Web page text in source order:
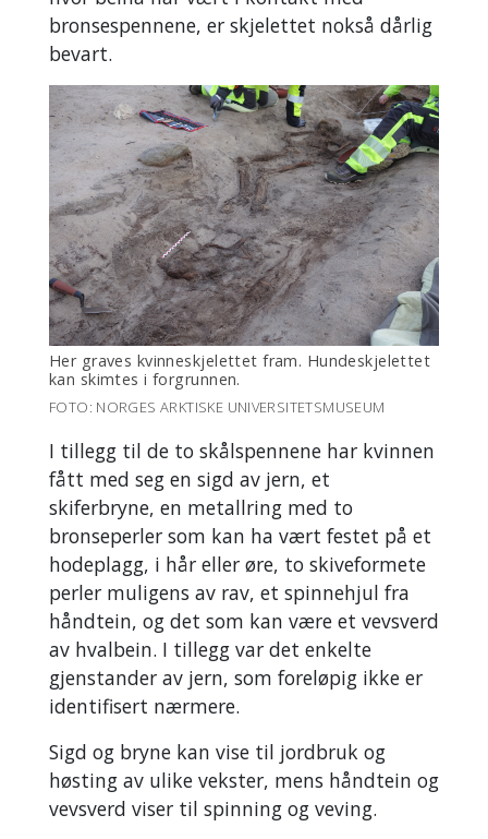
bronsespennene, er skjelettet nokså dårlig
bevart.
Her graves kvinneskjelettet fram. Hundeskjelettet
kan skimtes i forgrunnen.
FOTO: NORGES ARKTISKE UNIVERSITETSMUSEUM
I tillegg til de to skålspennene har kvinnen
fått med seg en sigd av jern, et
skiferbryne, en metallring med to
bronseperler som kan ha vært festet på et
hodeplagg, i hår eller øre, to skiveformete
perler muligens av rav, et spinnehjul fra
håndtein, og det som kan være et vevsverd
av hvalbein. I tillegg var det enkelte
gjenstander av jern, som foreløpig ikke er
identifisert nærmere.
Sigd og bryne kan vise til jordbruk og
høsting av ulike vekster, mens håndtein og
vevsverd viser til spinning og veving.